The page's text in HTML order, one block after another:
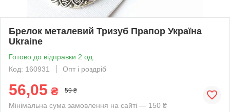
Брелок металевий Тризуб Прапор Україна
Ukraine
Готово до відправки 2 од.
Код: 160931
Опт і роздріб
56,05 ₴ 59 ₴
Мінімальна сума замовлення на сайті — 150 ₴